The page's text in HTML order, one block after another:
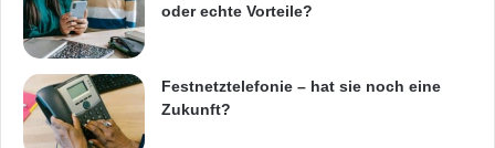
Smarte Fabriken werten digitale Daten aus,
um die Fertigung zu steigern,
Produktionsfehler früh zu erkennen und
oder echte Vorteile?
Festnetztelefonie – hat sie noch eine
Zukunft?